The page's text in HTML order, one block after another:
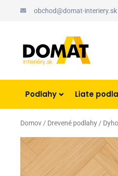
obchod@domat-interiery.sk
Podlahy Liate
Domov / Drevené podlahy /